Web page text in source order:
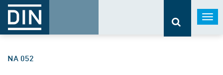
NA 052